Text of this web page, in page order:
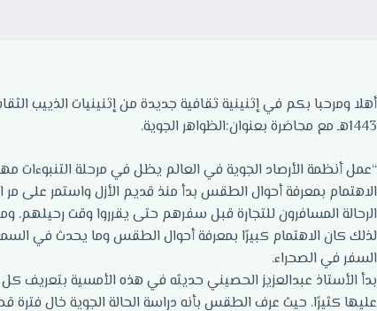
1443هـ مع محاضرة بعنوان:الظواهر الجوية.
“عمل أنظمة الأرصاد الجوية في العالم يظل في مرحلة التنبوءات
الاهتمام بمعرفة أحوال الطقس بدأ منذ قديم الأزل واستمر على
الرحالة المسافرون للتجارة قبل سفرهم حتى يقرروا وقت رحيلهم.
لذلك كان الاهتمام كبيرًا بمعرفة أحوال الطقس وما يحدث في
السفر في الصحراء.
بدأ الأستاذ عبدالعزيز الحصيني حديثه في هذه الأمسية بتعريف
عليها كثيرًا. حيث عرف الطقس بأنه دراسة الحالة الجوية خال فترة